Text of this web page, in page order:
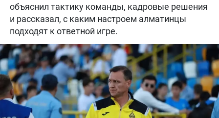
объяснил тактику команды, кадровые решения
и рассказал, с каким настроем алматинцы
подходят к ответной игре.